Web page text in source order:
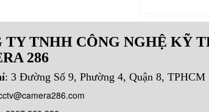
TY TNHH CÔNG NGHỆ KỸ
286
: 3 Đường Số 9, Phường 4, Quận 8, TPHCM